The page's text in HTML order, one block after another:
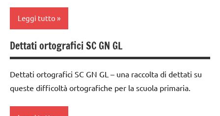
DIDATTICA
MONTESSORI
scrittura
Montessori
LINGUAGGIO
MONTESSORI
materiale
classe
3a
4a
classe
Leggi tutto
classe
1a
classe
2a
classe
Dettati ortografici SC GN GL
Dettati ortografici SC GN GL – una raccolta di dettati su
queste difficoltà ortografiche per la scuola primaria.